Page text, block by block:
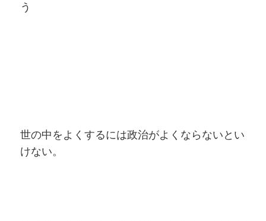
う
世の中をよくするには政治がよくならないとい
けない。